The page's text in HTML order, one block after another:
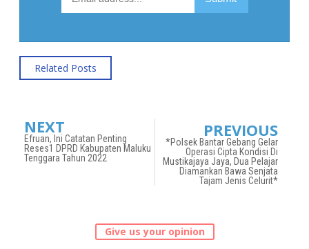
Related Posts
NEXT
Efruan, Ini Catatan Penting
Reses1 DPRD Kabupaten Maluku
Tenggara Tahun 2022
PREVIOUS
*Polsek Bantar Gebang Gelar
Operasi Cipta Kondisi Di
Mustikajaya Jaya, Dua Pelajar
Diamankan Bawa Senjata
Tajam Jenis Celurit*
Give us your opinion